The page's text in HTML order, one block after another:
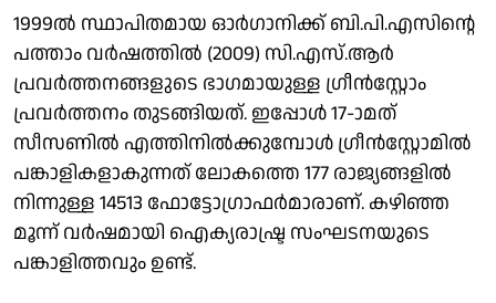
1999ല്‍ സ്ഥാപിതമായ ഓര്‍ഗാനിക്ക് ബി.പി.എസിന്റെ
പത്താം വര്‍ഷത്തില്‍ (2009) സി.എസ്.ആര്‍
പ്രവര്‍ത്തനങ്ങളുടെ ഭാഗമായുള്ള ഗ്രീന്‍സ്റ്റോം
പ്രവര്‍ത്തനം തുടങ്ങിയത്. ഇപ്പോള്‍ 17-ാമത്
സീസണില്‍ എത്തിനില്‍ക്കുമ്പോള്‍ ഗ്രീന്‍സ്റ്റോമില്‍
പങ്കാളികളാകുന്നത് ലോകത്തെ 177 രാജ്യങ്ങളില്‍
നിന്നുള്ള 14513 ഫോട്ടോഗ്രാഫര്‍മാരാണ്. കഴിഞ്ഞ
മൂന്ന് വര്‍ഷമായി ഐക്യരാഷ്ട്ര സംഘടനയുടെ
പങ്കാളിത്തവും ഉണ്ട്.